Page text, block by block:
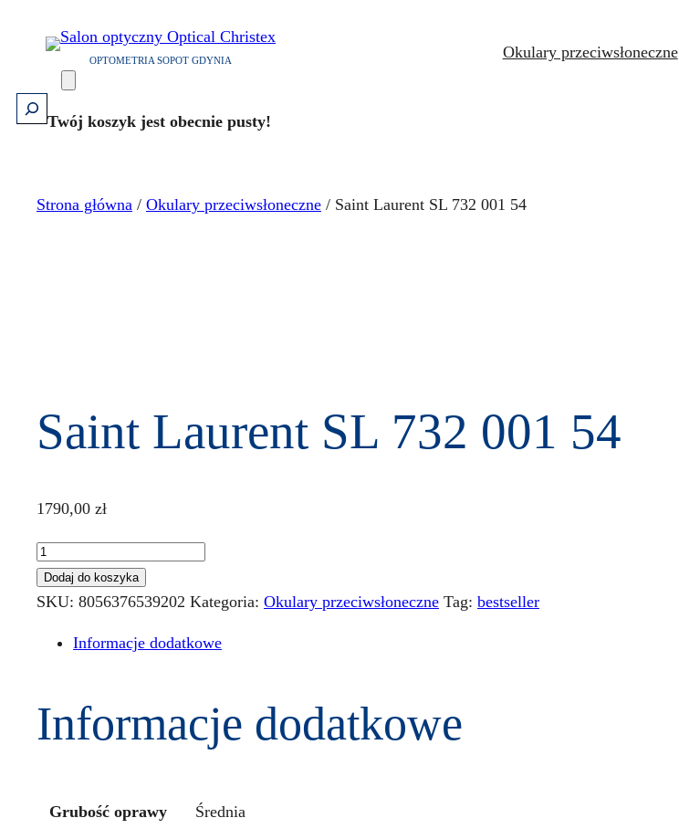
OPTOMETRIA SOPOT GDYNIA Okulary przeciwsłoneczne
Szukaj
Twój koszyk jest obecnie pusty!
Strona główna / Okulary przeciwsłoneczne / Saint Laurent SL 732 001 54
Saint Laurent SL 732 001 54
1790,00 zł
ilość
Saint
Laurent
732
Dodaj do koszyka
SKU: 8056376539202 Kategoria: Okulary przeciwsłoneczne Tag: bestseller
Informacje dodatkowe
Informacje dodatkowe
Grubość oprawy Średnia